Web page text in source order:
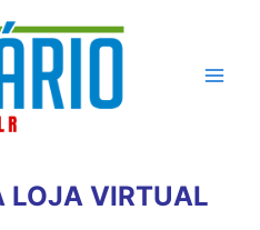
LOJA VIRTUAL